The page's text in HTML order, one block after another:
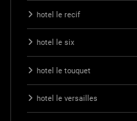
hotel le recif
hotel le six
hotel le touquet
hotel le versailles